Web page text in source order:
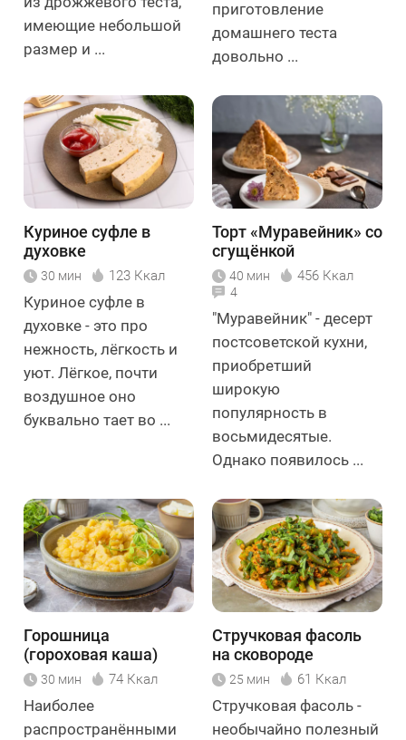
имеющие небольшой
размер и ...
приготовление
домашнего теста
довольно ...
Куриное суфле в
духовке
30 мин 123 Ккал
Куриное суфле в
духовке - это про
нежность, лёгкость и
уют. Лёгкое, почти
воздушное оно
буквально тает во ...
Торт «Муравейник» со
сгущёнкой
40 мин 456 Ккал
4
"Муравейник" - десерт
постсоветской кухни,
приобретший
широкую
популярность в
восьмидесятые.
Однако появилось ...
Горошница
(гороховая каша)
30 мин 74 Ккал
Наиболее
распространёнными
Стручковая фасоль
на сковороде
25 мин 61 Ккал
Стручковая фасоль -
необычайно полезный